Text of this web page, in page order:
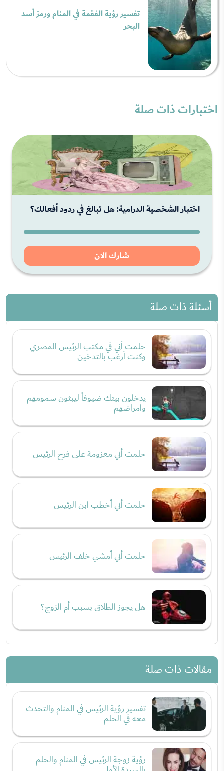
تفسير رؤية الفقمة في المنام ورمز أسد
البحر
اختبارات ذات صلة
اختبار الشخصية الدرامية: هل تبالغ في ردود أفعالك؟
شارك الان
أسئلة ذات صلة
حلمت أني في مكتب الرئيس المصري
وكنت أرغب بالتدخين
يدخلون بيتك ضيوفاً ليبثون سمومهم
وامراضهم
حلمت أني معزومة على فرح الرئيس
حلمت أني أخطب ابن الرئيس
حلمت أني أمشي خلف الرئيس
هل يجوز الطلاق بسبب أم الزوج؟
مقالات ذات صلة
تفسير رؤية الرئيس في المنام والتحدث
معه في الحلم
رؤية زوجة الرئيس في المنام والحلم